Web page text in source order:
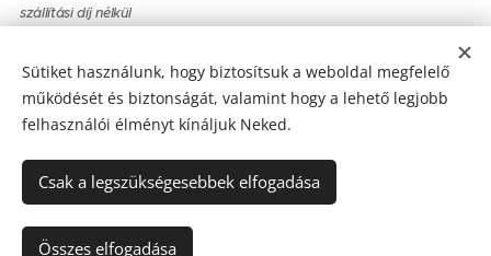
szállítási díj nélkül
Az oldalt aWebnodeműködteti
Sütiket használunk, hogy biztosítsuk a weboldal megfelelő
működését és biztonságát, valamint hogy a lehető legjobb
felhasználói élményt kínáljuk Neked.
Csak a legszükségesebbek elfogadása
Összes elfogadása